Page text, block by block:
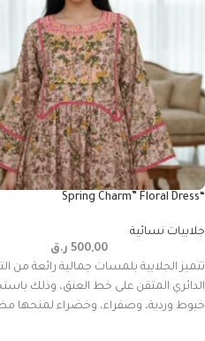
“Spring Charm” Floral Dress
جلابيات نسائية
500,00 ر.ق
تتميز الجلابية بلمسات جمالية رائعة من
الدائري المتقن على خط العنق، وذلك
خيوط وردية، وصفراء، وخضراء لمنحها